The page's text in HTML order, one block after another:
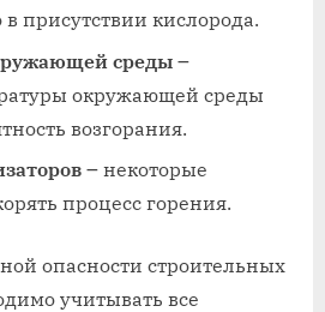
присутствии кислорода.
среды ౼
окружающей среды
возгорания.
౼ некоторые
процесс горения.
опасности строительных
учитывать все